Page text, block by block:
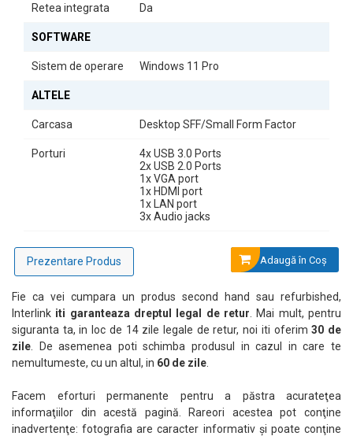
securitate și funcții moderne pentru mediul profesional.
Specificații Tehnice
Memorie RAM: 16GB DDR4
Stocare: SSD 512GB
Sistem de operare: Windows 11 Pro
Soluția Ideală pentru Birou Modern și Productivitate Zilnică
OptimX T5 SFF este alegerea perfectă pentru utilizatorii care
caută un sistem rapid, stabil și eficient pentru activități office și
multitasking zilnic.
Retea integrata Da
SOFTWARE
Sistem de operare Windows 11 Pro
ALTELE
Carcasa Desktop SFF/Small Form Factor
Porturi
4x USB 3.0 Ports
2x USB 2.0 Ports
1x VGA port
1x HDMI port
1x LAN port
3x Audio jacks
Prezentare Produs Adaugă în Coş
Fie ca vei cumpara un produs second hand sau refurbished,
Interlink iti garanteaza dreptul legal de retur . Mai mult, pentru
siguranta ta, in loc de 14 zile legale de retur, noi iti oferim30 de
zile . De asemenea poti schimba produsul in cazul in care te
nemultumeste, cu un altul, in 60 de zile
Facem eforturi permanente pentru a păstra acurateţea
informaţiilor din acestă pagină. Rareori acestea pot conţine
inadvertenţe: fotografia are caracter informativ şi poate conţine